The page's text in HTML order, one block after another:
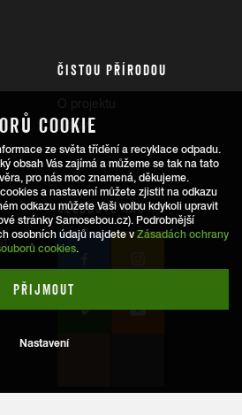
ČISTOU PŘÍRODOU
Trasy
SLEDUJTE NÁS
COOKIE
ze světa třídění a recyklace odpadu.
obsah Vás zajímá a můžeme se tak na tato
pro nás moc znamená, děkujeme.
a nastavení můžete zjistit na odkazu
odkazu můžete Vaši volbu kdykoli upravit
stránky Samosebou.cz). Podrobnější
osobních údajů najdete vZásadách ochrany
cookies.
PŘIJMOUT
Nastavení